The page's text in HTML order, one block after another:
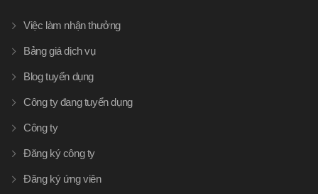
Việc làm nhận thưởng
Bảng giá dịch vụ
Blog tuyển dụng
Công ty đang tuyển dụng
Công ty
Đăng ký công ty
Đăng ký ứng viên